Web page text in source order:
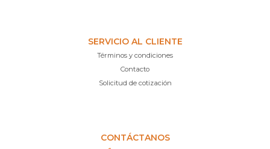
SERVICIO AL CLIENTE
Términos y condiciones
Contacto
Solicitud de cotización
CONTÁCTANOS